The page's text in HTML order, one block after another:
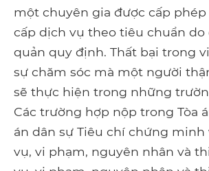
một chuyên gia được cấp
cấp dịch vụ theo tiêu chuẩn do
quản quy định. Thất bại trong
sự chăm sóc mà một người
sẽ thực hiện trong những
Các trường hợp nộp trong Tòa
án dân sự Tiêu chí chứng minh
vụ, vi phạm, nguyên nhân và